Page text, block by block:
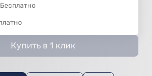
Бесплатно
Купить в 1 клик